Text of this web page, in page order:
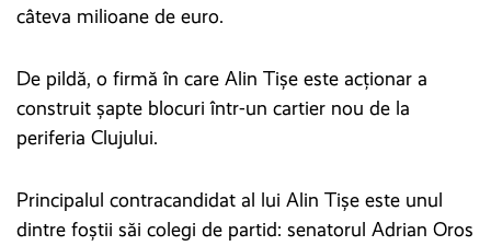
câteva milioane de euro.
De pildă, o firmă în care Alin Tișe este acționar a
construit șapte blocuri într-un cartier nou de la
periferia Clujului.
Principalul contracandidat al lui Alin Tișe este unul
dintre foștii săi colegi de partid: senatorul Adrian Oros